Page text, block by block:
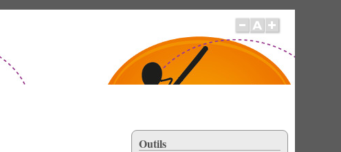
Outils